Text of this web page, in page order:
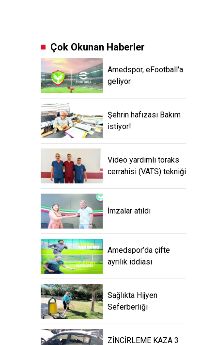
Çok Okunan Haberler
Amedspor, eFootball'a
geliyor
Şehrin hafızası Bakım
istiyor!
Video yardımlı toraks
cerrahisi (VATS) tekniği
İmzalar atıldı
Amedspor’da çifte
ayrılık iddiası
Sağlıkta Hijyen
Seferberliği
ZİNCİRLEME KAZA 3